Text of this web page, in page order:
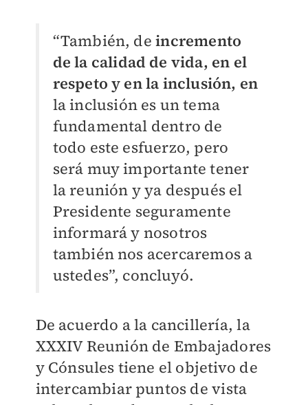
“También, deincremento
de la calidad de vida, en el
respeto y en la inclusión, en
la inclusión es un tema
fundamental dentro de
todo este esfuerzo, pero
será muy importante tener
la reunión y ya después el
Presidente seguramente
informará y nosotros
también nos acercaremos a
ustedes”, concluyó.
De acuerdo a la cancillería, la
XXXIV Reunión de Embajadores
y Cónsules tiene el objetivo de
intercambiar puntos de vista